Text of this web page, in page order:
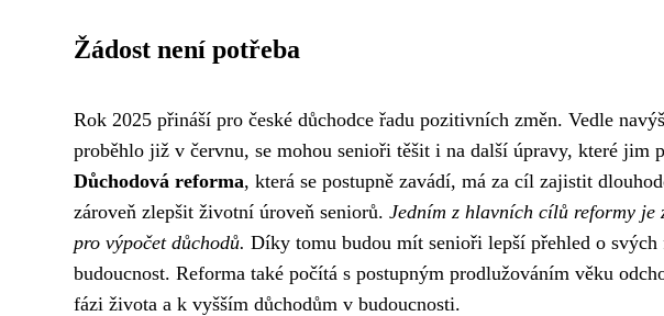
Žádost není potřeba
Rok 2025 přináší pro české důchodce řadu pozitivních změn. Vedle
proběhlo již v červnu, se mohou senioři těšit i na další úpravy, které jim
Důchodová reforma, která se postupně zavádí, má za cíl zajistit
zároveň zlepšit životní úroveň seniorů. Jedním z hlavních cílů reformy je
pro výpočet důchodů. Díky tomu budou mít senioři lepší přehled o
budoucnost. Reforma také počítá s postupným prodlužováním věku
fázi života a k vyšším důchodům v budoucnosti.